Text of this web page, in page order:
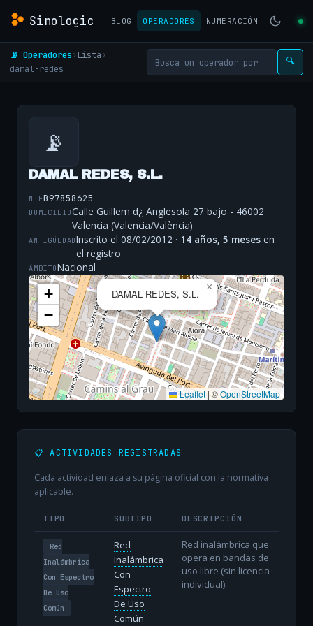
Sinologic BLOG OPERADORES NUMERACIÓN
📡 Operadores› Lista›
damal-redes
🔍
📡
DAMAL REDES, S.L.
NIFB97858625
DOMICILIOCalle Guillem d¿ Anglesola 27 bajo - 46002
Valencia (Valencia/València)
ANTIGÜEDADInscrito el 08/02/2012 · 14 años, 5 meses en
el registro
ÁMBITONacional
DAMAL REDES, S.L.
×
+
−
Leaflet|©OpenStreetMap
📋 ACTIVIDADES REGISTRADAS
Cada actividad enlaza a su página oficial con la normativa
aplicable.
TIPO SUBTIPO DESCRIPCIÓN
Red
Inalámbrica
Con Espectro
De Uso
Común
Red
Inalámbrica
Con
Espectro
De Uso
Común
Red inalámbrica que
opera en bandas de
uso libre (sin licencia
individual).